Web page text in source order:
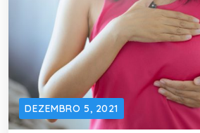
DEZEMBRO 5, 2021